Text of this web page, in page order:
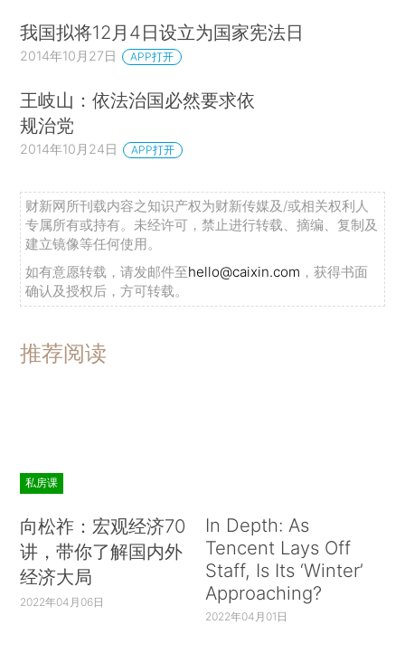
我国拟将12月4日设立为国家宪法日
2014年10月27日 APP打开
王岐山：依法治国必然要求依
规治党
2014年10月24日 APP打开
财新网所刊载内容之知识产权为财新传媒及/或相关权利人
专属所有或持有。未经许可，禁止进行转载、摘编、复制及
建立镜像等任何使用。
如有意愿转载，请发邮件至hello@caixin.com ，获得书面
确认及授权后，方可转载。
推荐阅读
私房课
向松祚：宏观经济70
讲，带你了解国内外
经济大局
2022年04月06日
In Depth: As
Tencent Lays Off
Staff, Is Its ‘Winter’
Approaching?
2022年04月01日